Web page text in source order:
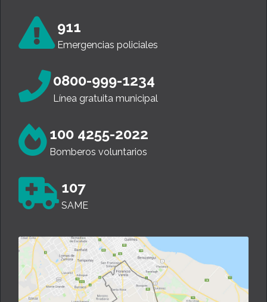
911
Emergencias policiales
0800-999-1234
Línea gratuita municipal
100 4255-2022
Bomberos voluntarios
107
SAME